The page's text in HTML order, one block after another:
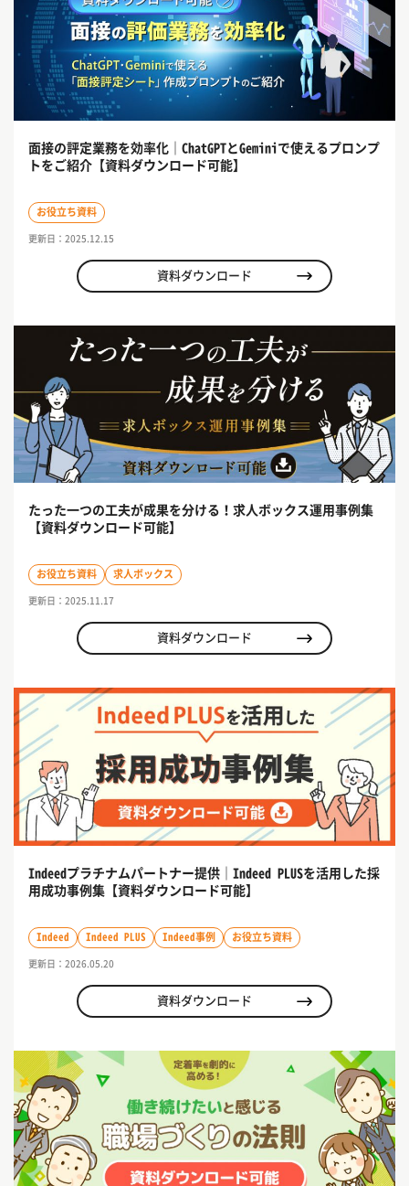
面接の評定業務を効率化｜ChatGPTとGeminiで使えるプロンプ
トをご紹介【資料ダウンロード可能】
お役立ち資料
更新日：2025.12.15
資料ダウンロード
たった一つの工夫が成果を分ける！求人ボックス運用事例集
【資料ダウンロード可能】
お役立ち資料 求人ボックス
更新日：2025.11.17
資料ダウンロード
Indeedプラチナムパートナー提供｜Indeed PLUSを活用した採
用成功事例集【資料ダウンロード可能】
Indeed Indeed PLUS Indeed事例 お役立ち資料
更新日：2026.05.20
資料ダウンロード